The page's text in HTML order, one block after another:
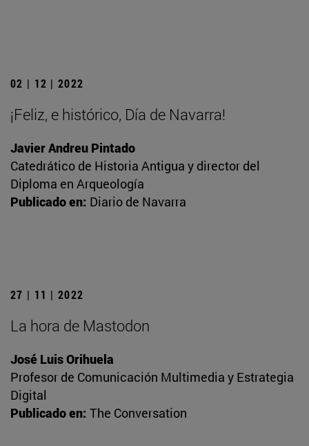
02 | 12 | 2022
¡Feliz, e histórico, Día de Navarra!
Javier Andreu Pintado
Catedrático de Historia Antigua y director del
Diploma en Arqueología
Publicado en: Diario de Navarra
27 | 11 | 2022
La hora de Mastodon
José Luis Orihuela
Profesor de Comunicación Multimedia y Estrategia
Digital
Publicado en: The Conversation